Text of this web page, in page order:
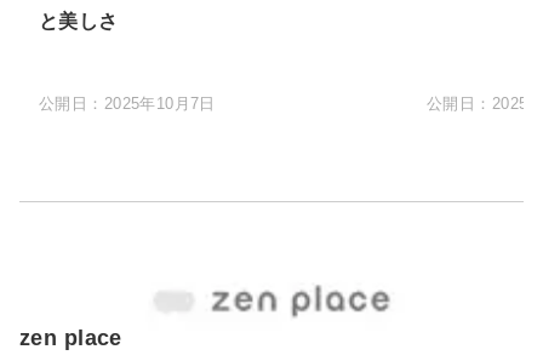
と美しさ
公開日： 2025年10月7日 公開日： 2025
zen place